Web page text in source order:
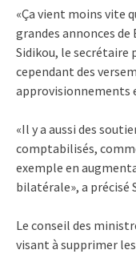
«Ça vient moins vite
grandes annonces de
Sidikou, le secrétaire
cependant des
approvisionnements
«Il y a aussi des
comptabilisés,
exemple en
bilatérale», a précisé
Le conseil des
visant à supprimer